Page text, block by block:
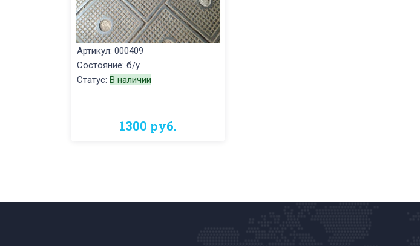
Артикул: 000409
Состояние: б/у
Статус: В наличии
1300 руб.